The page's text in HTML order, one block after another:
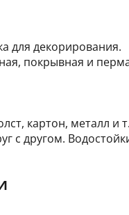
для декорирования.
покрывная и
картон, металл и
с другом.